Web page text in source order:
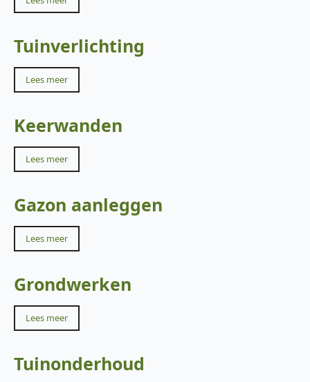
Tuinverlichting
Lees meer
Keerwanden
Lees meer
Gazon aanleggen
Lees meer
Grondwerken
Lees meer
Tuinonderhoud